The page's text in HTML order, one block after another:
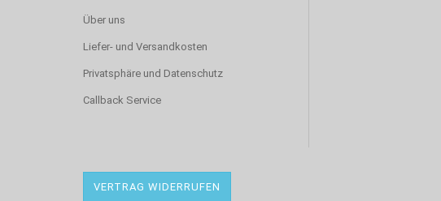
Über uns
Liefer- und Versandkosten
Privatsphäre und Datenschutz
Callback Service
VERTRAG WIDERRUFEN